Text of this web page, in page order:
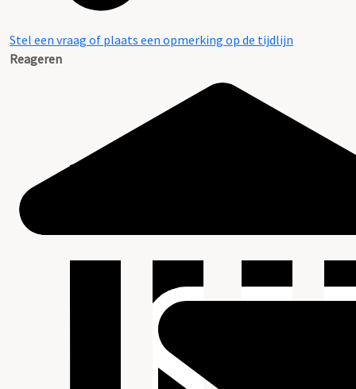
Stel een vraag of plaats een opmerking op de tijdlijn
Reageren